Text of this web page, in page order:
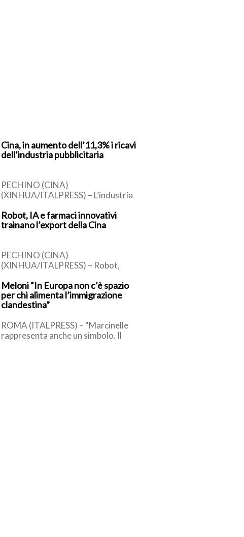
Cina, in aumento dell’11,3% i ricavi
dell’industria pubblicitaria
PECHINO (CINA)
(XINHUA/ITALPRESS) – L’industria
ricavi per oltre 1.000 miliardi di
yuan (circa 147,27 miliardi di […]
Robot, IA e farmaci innovativi
trainano l’export della Cina
PECHINO (CINA)
(XINHUA/ITALPRESS) – Robot,
artificiale (IA) e farmaci innovativi
stanno emergendo come nuovi
motori della crescita […]
Meloni “In Europa non c’è spazio
per chi alimenta l’immigrazione
clandestina”
ROMA (ITALPRESS) – “Marcinelle
rappresenta anche un simbolo. Il